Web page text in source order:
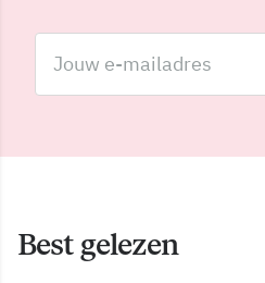
Best gelezen